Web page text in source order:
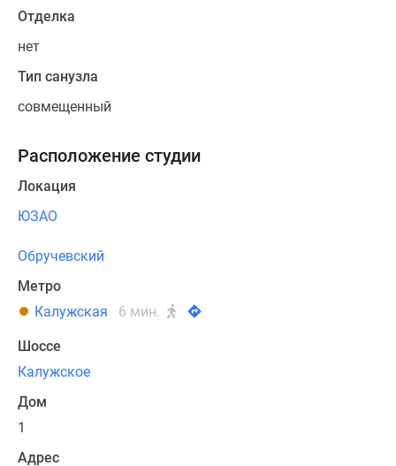
Отделка
нет
Тип санузла
совмещенный
Расположение студии
Локация
ЮЗАО
Обручевский
Метро
Калужская
6 мин.
Шоссе
Калужское
Дом
1
Адрес